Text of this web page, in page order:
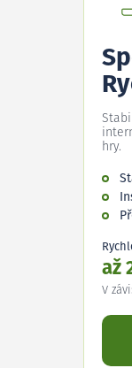
hry.
až
V